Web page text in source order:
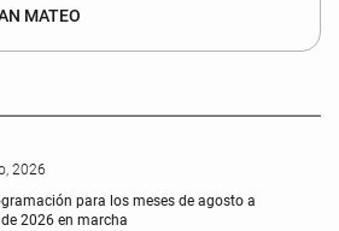
MATEO
2026
para los meses de agosto a
2026 en marcha